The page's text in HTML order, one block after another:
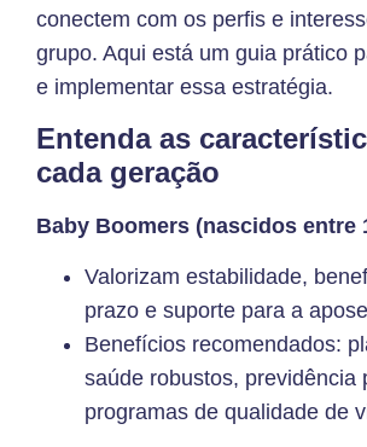
conectem com os perfis e
grupo. Aqui está um guia prático
e implementar essa estratégia.
Entenda as
cada geração
Baby Boomers (nascidos entre
Valorizam estabilidade,
prazo e suporte para a
Benefícios recomendados:
saúde robustos, previdência
programas de qualidade de